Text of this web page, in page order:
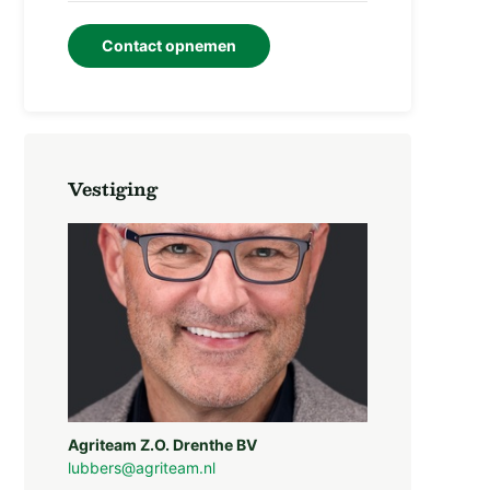
Contact opnemen
Vestiging
Agriteam Z.O. Drenthe BV
lubbers@agriteam.nl